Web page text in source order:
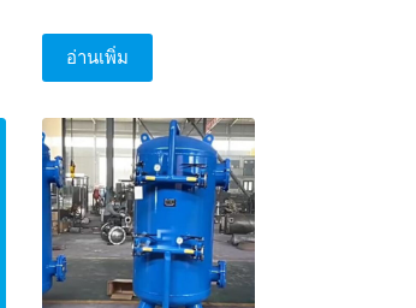
อ่านเพิ่ม